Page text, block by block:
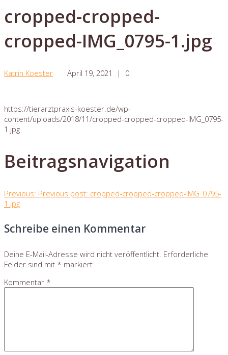
cropped-cropped-
cropped-IMG_0795-1.jpg
Katrin Koester April 19, 2021 | 0
https://tierarztpraxis-koester.de/wp-
content/uploads/2018/11/cropped-cropped-cropped-IMG_0795-
1.jpg
Beitragsnavigation
Previous: Previous post: cropped-cropped-cropped-IMG_0795-
1.jpg
Schreibe einen Kommentar
Deine E-Mail-Adresse wird nicht veröffentlicht. Erforderliche
Felder sind mit * markiert
Kommentar *